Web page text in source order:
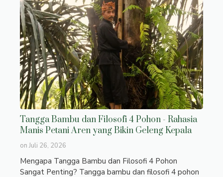
Tangga Bambu dan Filosofi 4 Pohon - Rahasia
Manis Petani Aren yang Bikin Geleng Kepala
on Juli 26, 2026
Mengapa Tangga Bambu dan Filosofi 4 Pohon
Sangat Penting? Tangga bambu dan filosofi 4 pohon